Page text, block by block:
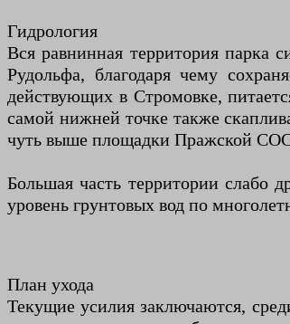
Гидрология
Вся равнинная территория парка
Рудольфа, благодаря чему
действующих в Стромовке,
самой нижней точке также
чуть выше площадки Пражской
Большая часть территории слабо
уровень грунтовых вод по
План ухода
Текущие усилия заключаются,